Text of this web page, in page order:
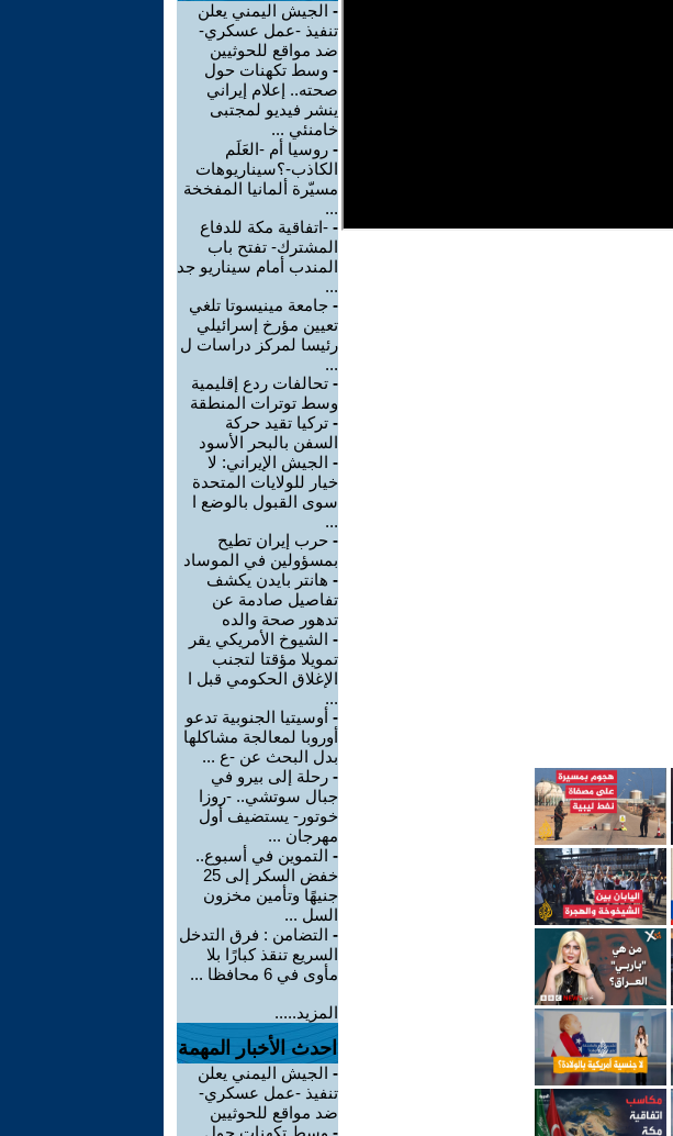
- الجيش اليمني يعلن
تنفيذ -عمل عسكري-
ضد مواقع للحوثيين
- وسط تكهنات حول
صحته.. إعلام إيراني
ينشر فيديو لمجتبى
خامنئي ...
- روسيا أم -العَلَم
الكاذب-؟سيناريوهات
مسيّرة ألمانيا المفخخة
...
- -اتفاقية مكة للدفاع
المشترك- تفتح باب
المندب أمام سيناريو جد
...
- جامعة مينيسوتا تلغي
تعيين مؤرخ إسرائيلي
رئيسا لمركز دراسات ل
...
- تحالفات ردع إقليمية
وسط توترات المنطقة
- تركيا تقيد حركة
السفن بالبحر الأسود
- الجيش الإيراني: لا
خيار للولايات المتحدة
سوى القبول بالوضع ا
...
- حرب إيران تطيح
بمسؤولين في الموساد
- هانتر بايدن يكشف
تفاصيل صادمة عن
تدهور صحة والده
- الشيوخ الأمريكي يقر
تمويلا مؤقتا لتجنب
الإغلاق الحكومي قبل ا
...
- أوسيتيا الجنوبية تدعو
أوروبا لمعالجة مشاكلها
بدل البحث عن -ع ...
- رحلة إلى بيرو في
جبال سوتشي.. -روزا
خوتور- يستضيف أول
مهرجان ...
- التموين في أسبوع..
خفض السكر إلى 25
جنيهًا وتأمين مخزون
السل ...
- التضامن : فرق التدخل
السريع تنقذ كبارًا بلا
مأوى في 6 محافظا ...
المزيد.....
احدث الأخبار المهمة
- الجيش اليمني يعلن
تنفيذ -عمل عسكري-
ضد مواقع للحوثيين
- وسط تكهنات حول